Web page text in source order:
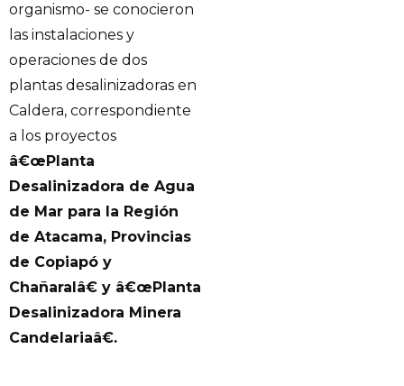
organismo- se conocieron
las instalaciones y
operaciones de dos
plantas desalinizadoras en
Caldera, correspondiente
a los proyectos
â€œPlanta
Desalinizadora de Agua
de Mar para la Región
de Atacama, Provincias
de Copiapó y
Chañaralâ€ y â€œPlanta
Desalinizadora Minera
Candelariaâ€.